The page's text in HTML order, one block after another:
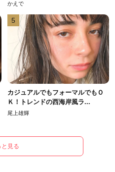
かえで
5
カジュアルでもフォーマルでもＯ
Ｋ！トレンドの西海岸風ラ...
尾上雄輝
と見る